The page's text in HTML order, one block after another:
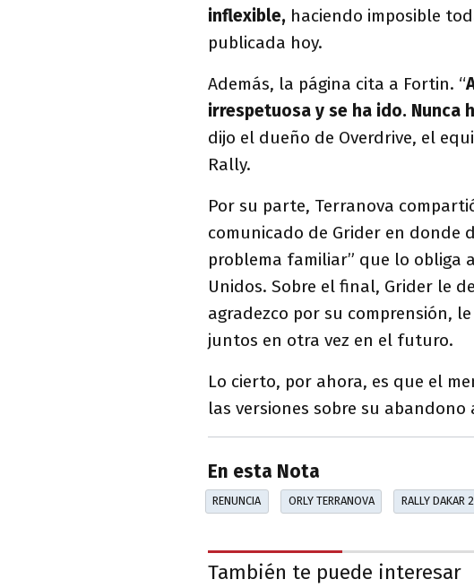
inflexible, haciendo imposible
publicada hoy.
Además, la página cita a Fortin. “
irrespetuosa y se ha ido. Nunca
dijo el dueño de Overdrive, el
Rally.
Por su parte, Terranova
comunicado de Grider en donde
problema familiar” que lo obliga
Unidos. Sobre el final, Grider le
agradezco por su comprensión,
juntos en otra vez en el futuro.
Lo cierto, por ahora, es que el
las versiones sobre su abandono
En esta Nota
RENUNCIA ORLY TERRANOVA RALLY DAKAR
También te puede interesar